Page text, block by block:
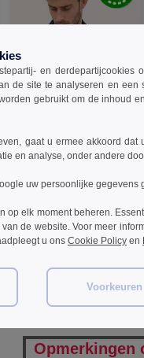
W1
Henbury HY475 - Coolplus®
€15.99
€23.60
-32%
Opmerkingen
en
de site te analyseren en
gebruikt om de inhoud
gaat u ermee akkoord
en analyse, onder andere
uw persoonlijke gegevens
op elk moment beheren.
de website. Voor meer
u ons Cookie Policy en
Voorkeuren